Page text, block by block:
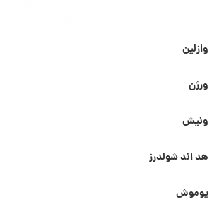
وازلین
ورژن
ونیش
هد اند شولدرز
یوموش